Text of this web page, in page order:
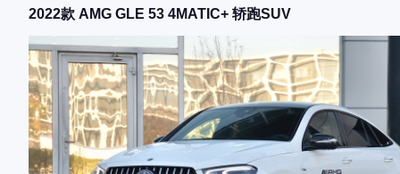
2022款 AMG GLE 53 4MATIC+ 轿跑SUV